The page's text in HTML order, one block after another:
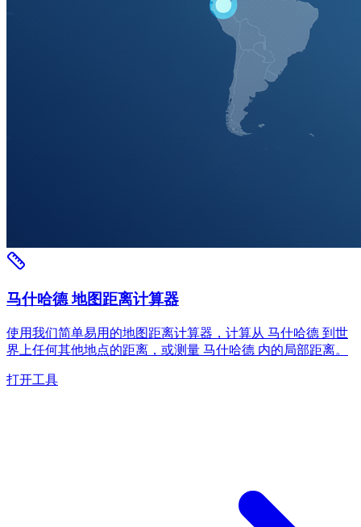
马什哈德 地图距离计算器
使用我们简单易用的地图距离计算器，计算从 马什哈德 到世
界上任何其他地点的距离，或测量 马什哈德 内的局部距离。
打开工具